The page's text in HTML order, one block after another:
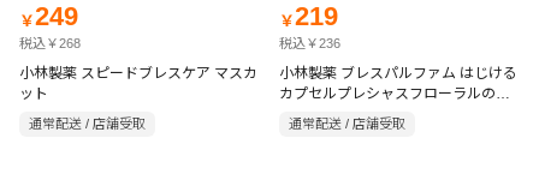
￥249
税込￥268
小林製薬 スピードブレスケア マスカ
ット
通常配送 / 店舗受取
￥219
税込￥236
小林製薬 ブレスパルファム はじける
カプセルプレシャスフローラルの香
り
通常配送 / 店舗受取